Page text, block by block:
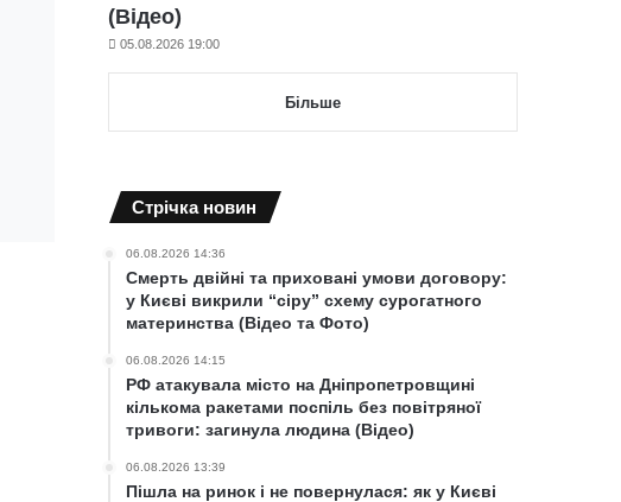
(Відео)
05.08.2026 19:00
Більше
Cтрічка новин
06.08.2026 14:36
Смерть двійні та приховані умови договору:
у Києві викрили “сіру” схему сурогатного
материнства (Відео та Фото)
06.08.2026 14:15
РФ атакувала місто на Дніпропетровщині
кількома ракетами поспіль без повітряної
тривоги: загинула людина (Відео)
06.08.2026 13:39
Пішла на ринок і не повернулася: як у Києві